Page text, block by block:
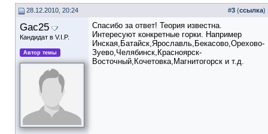
28.12.2010, 20:24 #3 (ссылка)
Gac25
Кандидат в V.I.P.
Автор темы
Спасибо за ответ! Теория известна.
Интересуют конкретные горки. Например
Инская,Батайск,Ярославль,Бекасово,Орехово-
Зуево,Челябинск,Красноярск-
Восточный,Кочетовка,Магнитогорск и т.д.